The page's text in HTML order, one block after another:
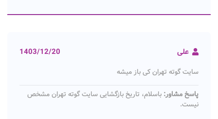
علی 1403/12/20
سایت گوته تهران کی باز میشه
پاسخ مشاور: باسلام، تاریخ بازگشایی سایت گوته تهران مشخص
نیست.